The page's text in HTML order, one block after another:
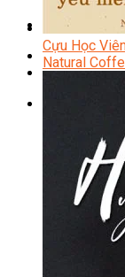
Chưa
Chưa có
Cựu Học
Natural